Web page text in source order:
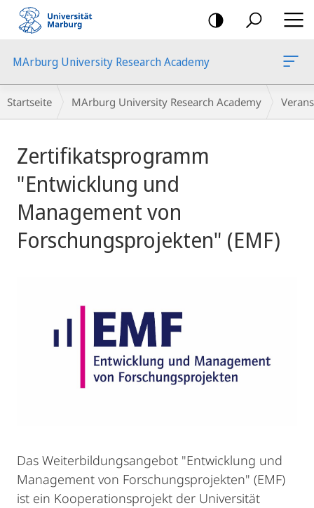
Mobile-
Navigation
MArburg University Research Academy
Breadcrumb-
Navigation
Startseite MArburg University Research Academy
Zertifikatsprogramm
"Entwicklung und
Management von
Forschungsprojekten" (EMF)
Das Weiterbildungsangebot "Entwicklung und
Management von Forschungsprojekten" (EMF)
ist ein Kooperationsprojekt der Universität